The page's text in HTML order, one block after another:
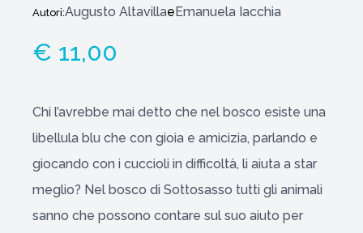
Autori:Augusto AltavillaeEmanuela Iacchia
€ 11,00
Chi l’avrebbe mai detto che nel bosco esiste una
libellula blu che con gioia e amicizia, parlando e
giocando con i cuccioli in difficoltà, li aiuta a star
meglio? Nel bosco di Sottosasso tutti gli animali
sanno che possono contare sul suo aiuto per